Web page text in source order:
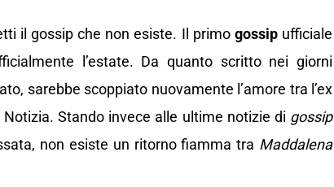
il gossip che non esiste. Il primogossipufficiale
l’estate. Da quanto scritto nei giorni
sarebbe scoppiato nuovamente l’amore tra l’ex
Stando invece alle ultime notizie di gossip
non esiste un ritorno fiamma tra Maddalena